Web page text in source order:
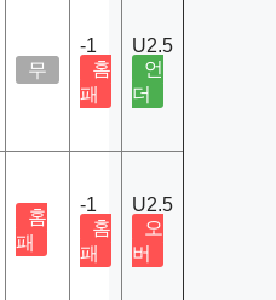
무
-1
홈
패
U2.5
언
더
홈
패
-1
홈
패
U2.5
오
버